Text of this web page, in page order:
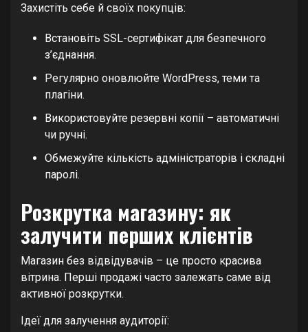
Захистіть себе й своїх покупців:
Встановіть SSL-сертифікат для безпечного
з’єднання.
Регулярно оновлюйте WordPress, теми та
плагіни.
Використовуйте резервні копії – автоматичні
чи ручні.
Обмежуйте кількість адміністраторів і складні
паролі.
Розкрутка магазину: як
залучити перших клієнтів
Магазин без відвідувачів – це просто красива
вітрина. Перші продажі часто залежать саме від
активної розкрутки.
Ідеї для залучення аудиторії: